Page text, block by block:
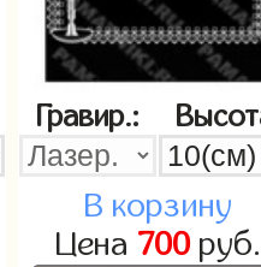
Гравир.:
В корзину
Цена 700руб.